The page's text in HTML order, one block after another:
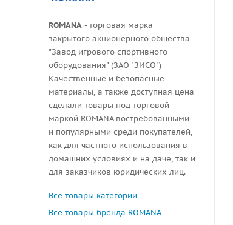
ROMANA - торговая марка
закрытого акционерного общества
"Завод игрового спортивного
оборудования" (ЗАО "ЗИСО")
Качественные и безопасные
материалы, а также доступная цена
сделали товары под торговой
маркой ROMANA востребованными
и популярными среди покупателей,
как для частного использования в
домашних условиях и на даче, так и
для заказчиков юридических лиц.
Все товары категории
Все товары бренда ROMANA